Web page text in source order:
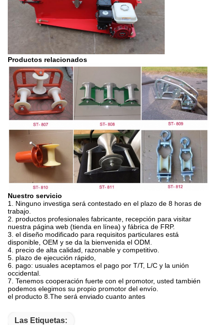
Productos relacionados
Nuestro servicio
1. Ninguno investiga será contestado en el plazo de 8 horas de
trabajo.
2. productos profesionales fabricante, recepción para visitar
nuestra página web (tienda en línea) y fábrica de FRP.
3. el diseño modificado para requisitos particulares está
disponible, OEM y se da la bienvenida el ODM.
4. precio de alta calidad, razonable y competitivo.
5. plazo de ejecución rápido,
6. pago: usuales aceptamos el pago por T/T, L/C y la unión
occidental.
7. Tenemos cooperación fuerte con el promotor, usted también
podemos elegimos su propio promotor del envío.
el producto 8.The será enviado cuanto antes
Las Etiquetas: